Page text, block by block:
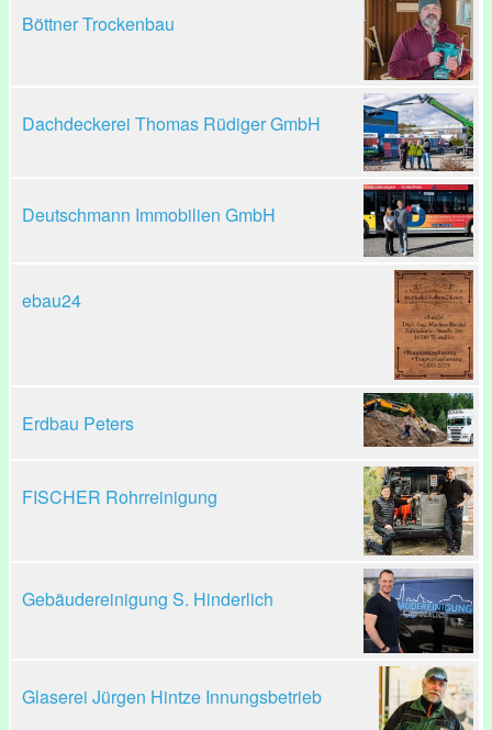
Böttner Trockenbau
Dachdeckerei Thomas Rüdiger GmbH
Deutschmann Immobilien GmbH
ebau24
Erdbau Peters
FISCHER Rohrreinigung
Gebäudereinigung S. Hinderlich
Glaserei Jürgen Hintze Innungsbetrieb